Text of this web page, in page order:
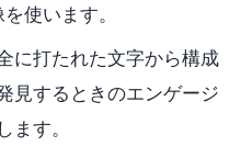
使います。
に打たれた文字から構成
見するときのエンゲージ
す。